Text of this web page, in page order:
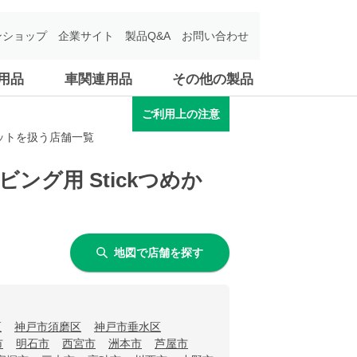
品 車関連用品 その他の製品
ョップ 企業サイト 製品Q&A お問い合わせ
を扱う店舗一覧
ご利用上の注意
ング用 Stickつめか
地図で店舗を探す
神戸市須磨区
神戸市垂水区
明石市 西宮市 洲本市
芦屋市